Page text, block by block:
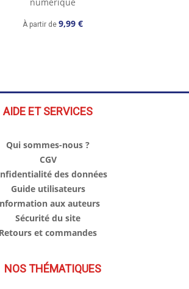
À partir de 9,99 €
AIDE ET SERVICES
Qui sommes-nous ?
CGV
des données
Guide utilisateurs
aux auteurs
Sécurité du site
Retours et commandes
NOS THÉMATIQUES